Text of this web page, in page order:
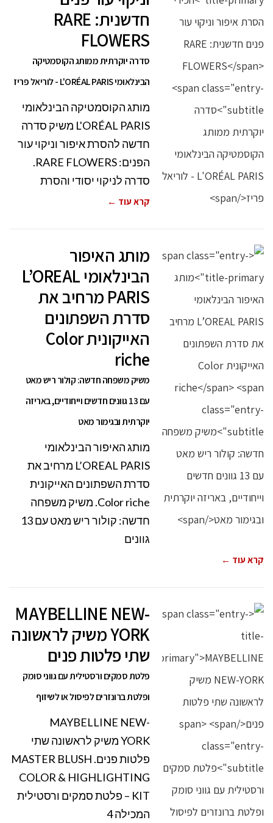
חדשנית: RARE
FLOWERS
סדרה יוקרתית ממותג הקוסמטיקה
הבינלאומי L'ORÉAL PARIS - לוריאל פריז
מותג הקוסמטיקה הבינלאומי
L'ORÉAL PARIS משיק סדרה
חדשה להסרת איפור וניקוי עור
הפנים: RARE FLOWERS.
סדרה לניקוי יסודי והסרת
קרא עוד ←
מותג האיפור
הבינלאומי L’OREAL
PARIS מרחיב את
סדרת השפתונים
האייקונית Color
riche
משיק משפחה חדשה: קולור ריש מאט
עם 13 גוונים חדשים וייחודיים, באריזה
יוקרתית ובגימור מאט
מותג האיפור הבינלאומי
L’OREAL PARIS מרחיב את
סדרת השפתונים האייקונית
Color riche. משיק משפחה
חדשה: קולור ריש מאט עם 13
גוונים
קרא עוד ←
MAYBELLINE NEW-
YORK משיק לראשונה
שתי פלטות פנים
פלטת סמקים ורסטילית עם גווני סומק
ופלטת ברונזרים לפיסול או לשיזוף
MAYBELLINE NEW-
YORK משיק לראשונה שתי
פלטות פנים. MASTER BLUSH
COLOR & HIGHLIGHTING
KIT – פלטת סמקים ורסטילית
המכילה 4